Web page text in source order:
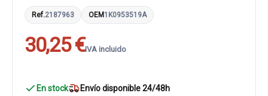
Ref.2187963 OEM1K0953519A
30,25 €IVA incluido
En stock Envío disponible 24/48h